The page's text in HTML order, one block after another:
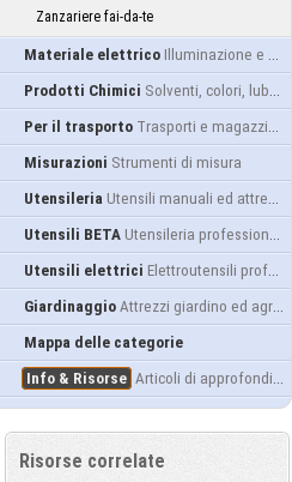
Zanzariere fai-da-te
Materiale elettrico Illuminazione e alimentazione
Prodotti Chimici Solventi, colori, lubrificanti...
Per il trasporto Trasporti e magazzino
Misurazioni Strumenti di misura
Utensileria Utensili manuali ed attrezzature
Utensili BETA Utensileria professionale
Utensili elettrici Elettroutensili professionali
Giardinaggio Attrezzi giardino ed agricoltura
Mappa delle categorie
Info & Risorse Articoli di approfondimento
Risorse correlate